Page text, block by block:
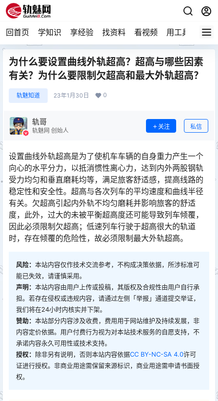
回首页 学知识 享经验 找资料 看视频 用工具 论技
为什么要设置曲线外轨超高？超高与哪些因素
有关？为什么要限制欠超高和最大外轨超高？
轨魅知道 23年1月30日 0
轨哥
轨魅网 创始人
关注 私信
设置曲线外轨超高是为了使机车车辆的自身重力产生一个
向心的水平分力，以抵消惯性离心力，达到内外两股钢轨
受力均匀和垂直磨耗均等，满足旅客舒适感，提高线路的
稳定性和安全性。超高与各次列车的平均速度和曲线半径
有关。欠超高引起内外轨不均匀磨耗并影响旅客的舒适
度，此外，过大的未被平衡超高度还可能导致列车倾覆，
因此必须限制欠超高；低速列车行驶于超高很大的轨道
时，存在倾覆的危险性，故必须限制最大外轨超高。󠅅󠅃󠄵󠅂󠄪󠇖󠆨󠆨󠇕󠆞󠆒󠅬󠇘󠆭󠆘󠇙󠆝󠅵󠇗󠆭󠆁󠄐󠇗󠅹󠅸󠇖󠆍󠅳󠇖󠅹󠅰󠇖󠆌󠅹
风险： 本站内容仅作技术交流参考，不构成决策依据，所涉标准可
能已失效，请谨慎采用。
声明： 本站内容由用户上传或投稿，其版权及合规性由用户自行承
担。若存在侵权或违规内容，请通过左侧「举报」通道提交举证，
我们将在24小时内核实并下架。
赞助： 本站部分内容涉及收费，费用用于网站维护及持续发展，非
内容定价依据。用户付费行为视为对本站技术服务的自愿支持，不
承诺内容永久可用性或技术支持。
授权： 除非另有说明，否则本站内容依据CC BY-NC-SA 4.0许可
证进行授权。非商业用途需保留来源标识，商业用途需申请书面授
权。